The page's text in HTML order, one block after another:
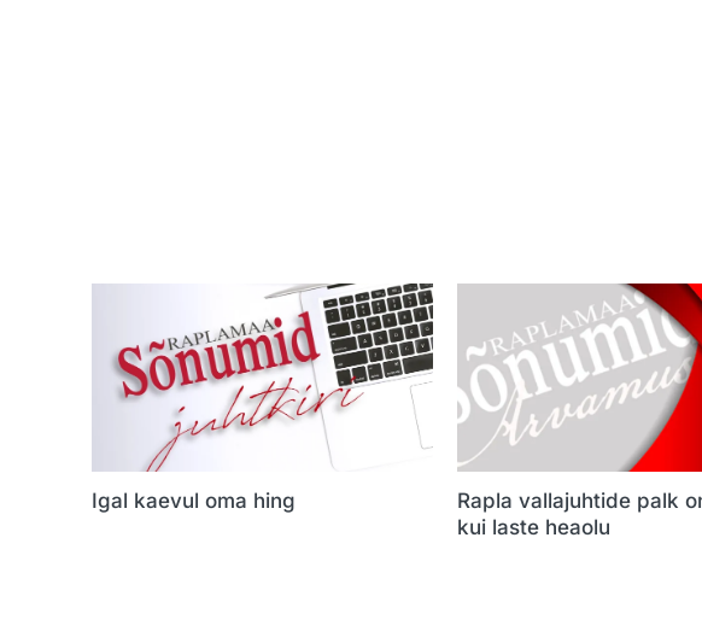
Igal kaevul oma hing
Rapla vallajuhtide palk
kui laste heaolu